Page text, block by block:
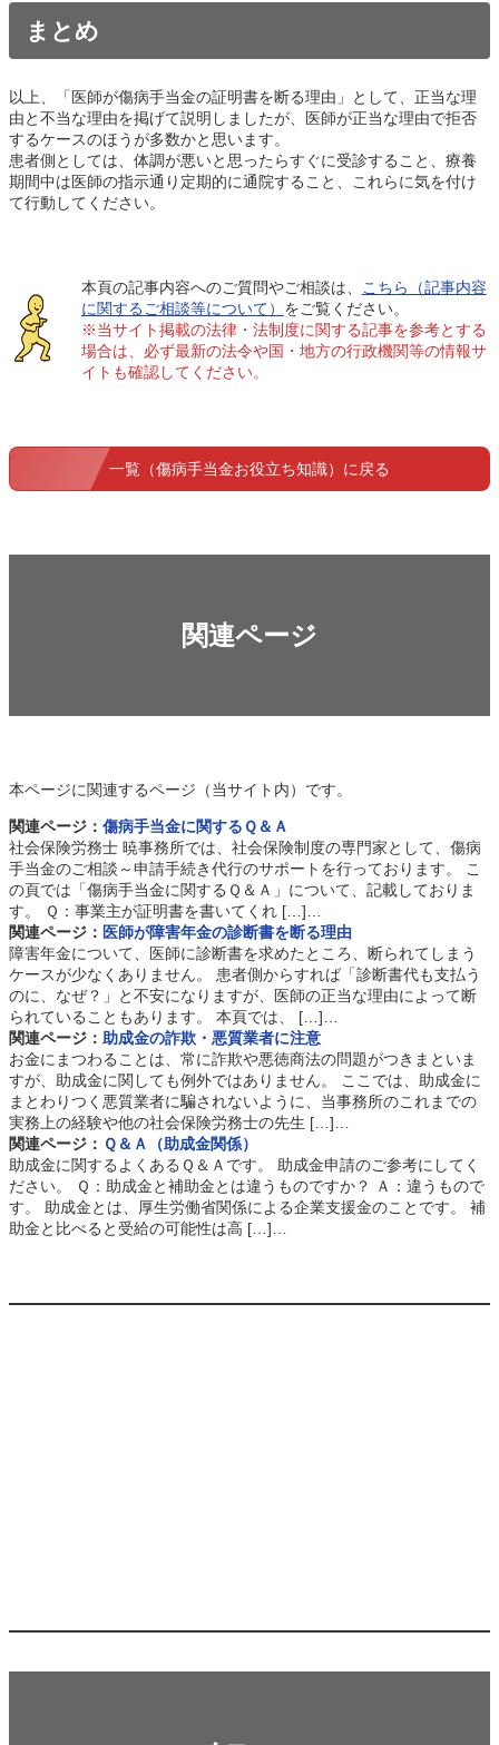
まとめ
以上、「医師が傷病手当金の証明書を断る理由」として、正当な理
由と不当な理由を掲げて説明しましたが、医師が正当な理由で拒否
するケースのほうが多数かと思います。
患者側としては、体調が悪いと思ったらすぐに受診すること、療養
期間中は医師の指示通り定期的に通院すること、これらに気を付け
て行動してください。
本頁の記事内容へのご質問やご相談は、 こちら（記事内容
に関するご相談等について） をご覧ください。
※当サイト掲載の法律・法制度に関する記事を参考とする
場合は、必ず最新の法令や国・地方の行政機関等の情報サ
イトも確認してください。
一覧（傷病手当金お役立ち知識）に戻る
関連ページ
本ページに関連するページ（当サイト内）です。
関連ページ： 傷病手当金に関するＱ＆Ａ
社会保険労務士 暁事務所では、社会保険制度の専門家として、傷病
手当金のご相談～申請手続き代行のサポートを行っております。 こ
の頁では「傷病手当金に関するＱ＆Ａ」について、記載しておりま
す。 Ｑ：事業主が証明書を書いてくれ […]…
関連ページ： 医師が障害年金の診断書を断る理由
障害年金について、医師に診断書を求めたところ、断られてしまう
ケースが少なくありません。 患者側からすれば「診断書代も支払う
のに、なぜ？」と不安になりますが、医師の正当な理由によって断
られていることもあります。 本頁では、 […]…
関連ページ： 助成金の詐欺・悪質業者に注意
お金にまつわることは、常に詐欺や悪徳商法の問題がつきまといま
すが、助成金に関しても例外ではありません。 ここでは、助成金に
まとわりつく悪質業者に騙されないように、当事務所のこれまでの
実務上の経験や他の社会保険労務士の先生 […]…
関連ページ： Ｑ＆Ａ（助成金関係）
助成金に関するよくあるＱ＆Ａです。 助成金申請のご参考にしてく
ださい。 Ｑ：助成金と補助金とは違うものですか？ Ａ：違うもので
す。 助成金とは、厚生労働省関係による企業支援金のことです。 補
助金と比べると受給の可能性は高 […]…